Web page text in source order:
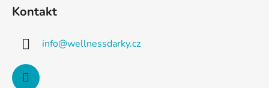
Kontakt
info@wellnessdarky.cz